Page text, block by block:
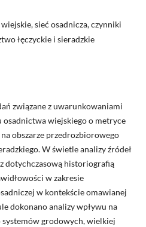
sieć osadnicza, czynniki
łęczyckie i sieradzkie
związane z uwarunkowaniami
wiejskiego o metryce
obszarze przedrozbiorowego
W świetle analizy źródeł
dotychczasową historiografią
w zakresie
w kontekście omawianej
dokonano analizy wpływu na
grodowych, wielkiej